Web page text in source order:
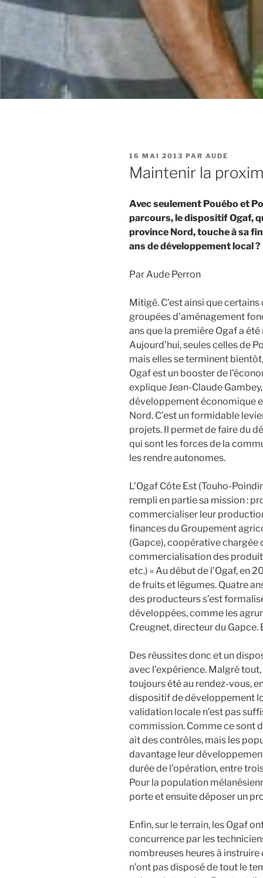
PUBLIÉ
LE
16 MAI 2013 PAR AUDE
Maintenir la
Avec seulement Pouébo et
parcours, le dispositif Ogaf,
province Nord, touche à sa
ans de développement local ?
Par Aude Perron
Mitigé. C’est ainsi que
groupées d’aménagement
ans que la première Ogaf a
Aujourd’hui, seules celles de
mais elles se terminent
Ogaf est un booster de
explique Jean-Claude
développement économique
Nord. C’est un formidable
projets. Il permet de faire du
qui sont les forces de la
les rendre autonomes.
L’Ogaf Côte Est (Touho-
rempli en partie sa mission :
commercialiser leur
finances du Groupement
(Gapce), coopérative
commercialisation des
etc.) « Au début de l’Ogaf, en
de fruits et légumes. Quatre
des producteurs s’est
développées, comme les
Creugnet, directeur du Gapce.
Des réussites donc et un
avec l’expérience. Malgré
toujours été au rendez-vous,
dispositif de développement
validation locale n’est pas
commission. Comme ce sont
ait des contrôles, mais les
davantage leur
durée de l’opération, entre
Pour la population
porte et ensuite déposer un
Enfin, sur le terrain, les Ogaf
concurrence par les
nombreuses heures à
n’ont pas disposé de tout le